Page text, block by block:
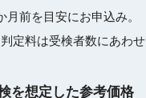
月前を目安にお申込み。
定料は受検者数にあわせ
を想定した参考価格